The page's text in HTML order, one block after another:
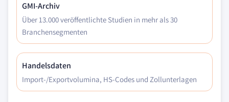
GMI-Archiv
Über 13.000 veröffentlichte Studien in mehr als 30
Branchensegmenten
Handelsdaten
Import-/Exportvolumina, HS-Codes und Zollunterlagen